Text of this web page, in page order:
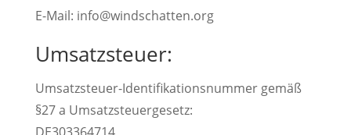
E-Mail: info@windschatten.org
Umsatzsteuer:
Umsatzsteuer-Identifikationsnummer gemäß
§27 a Umsatzsteuergesetz: